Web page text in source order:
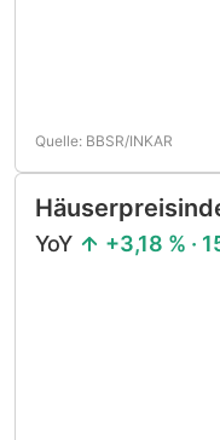
Quelle: BBSR/INKAR
YoY +3,18 % ·